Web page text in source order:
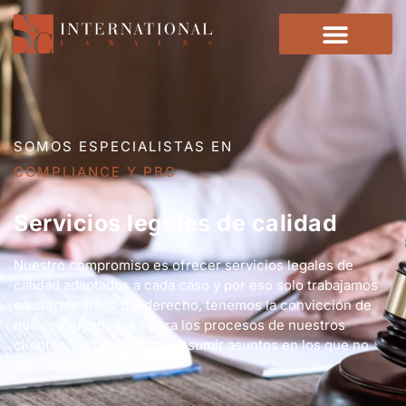
SOMOS ESPECIALISTAS EN REAL ESTATE
Servicios legales de calidad
Nuestro compromiso es ofrecer servicios legales de
calidad adaptados a cada caso y por eso solo trabajamos
en ciertas áreas del derecho, tenemos la convicción de
que es mucho mejor para los procesos de nuestros
clientes, rechazarlos que asumir asuntos en los que no
somos especialistas.